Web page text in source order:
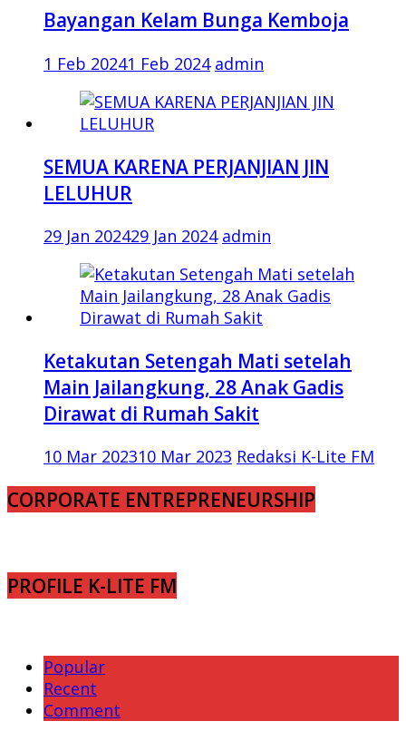
Bayangan Kelam Bunga Kemboja
1 Feb 20241 Feb 2024 admin
SEMUA KARENA PERJANJIAN JIN
LELUHUR
29 Jan 202429 Jan 2024 admin
Ketakutan Setengah Mati setelah
Main Jailangkung, 28 Anak Gadis
Dirawat di Rumah Sakit
10 Mar 202310 Mar 2023 Redaksi K-Lite FM
CORPORATE ENTREPRENEURSHIP
PROFILE K-LITE FM
Popular
Recent
Comment